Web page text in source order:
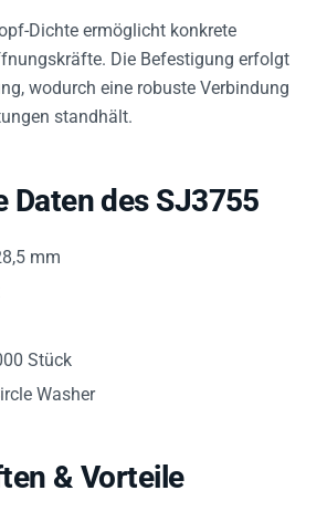
Dichte ermöglicht konkrete
Die Befestigung erfolgt
wodurch eine robuste Verbindung
standhält.
Daten des SJ3755
mm
Stück
Washer
& Vorteile